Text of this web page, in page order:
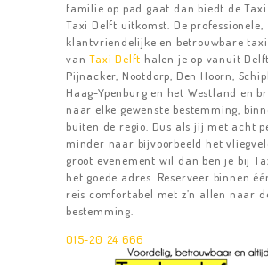
TAXIDIENSTEN
TAXI DELFT
LUCHTHAVENS
TAXIBUS
RESERVEREN
CONTACT
familie op pad gaat dan biedt de Taxi
Taxi Delft uitkomst. De professionele,
klantvriendelijke en betrouwbare
vanTaxi Delft halen je op vanuit
Pijnacker, Nootdorp, Den Hoorn,
Haag-Ypenburg en het Westland en
naar elke gewenste bestemming,
buiten de regio. Dus als jij met acht
minder naar bijvoorbeeld het
groot evenement wil dan ben je bij
het goede adres. Reserveer binnen
reis comfortabel met z’n allen naar
bestemming.
015-20 24 666